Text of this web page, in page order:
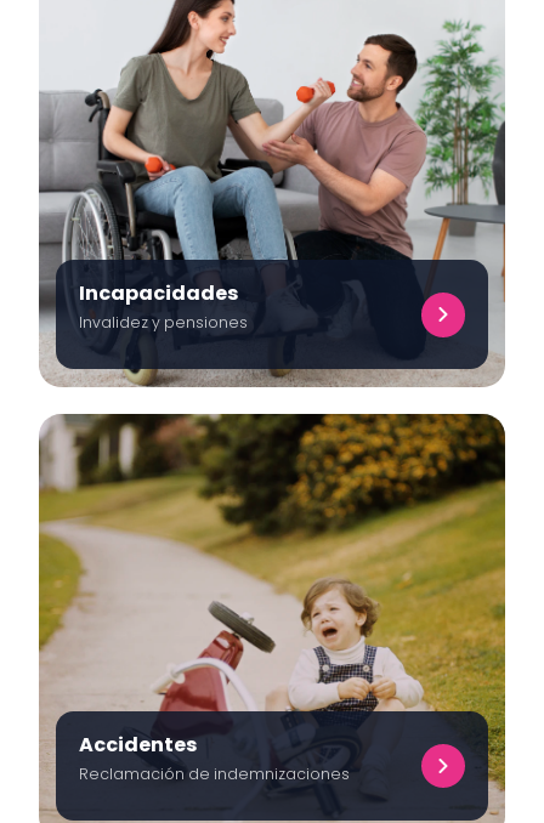
Incapacidades
Invalidez y pensiones
Accidentes
Reclamación de indemnizaciones